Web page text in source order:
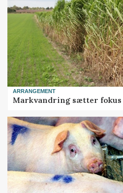
ARRANGEMENT
Markvandring sætter